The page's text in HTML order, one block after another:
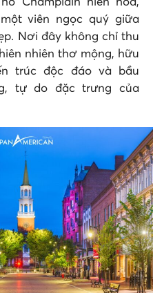
Champlain hiền hòa,
viên ngọc quý giữa
Nơi đây không chỉ thu
nhiên thơ mộng, hữu
trúc độc đáo và bầu
tự do đặc trưng của